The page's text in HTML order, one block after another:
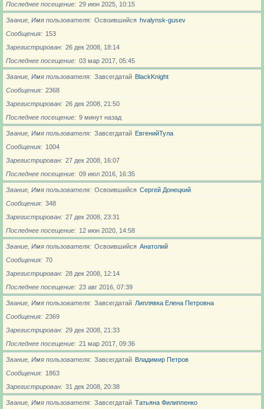
Последнее посещение
29 июн 2025, 10:15
Звание, Имя пользователя Освоившийся hvalynsk-gusev
Сообщения
153
Зарегистрирован
26 дек 2008, 18:14
Последнее посещение
03 мар 2017, 05:45
Звание, Имя пользователя Завсегдатай BlackKnight
Сообщения
2368
Зарегистрирован
26 дек 2008, 21:50
Последнее посещение
9 минут назад
Звание, Имя пользователя Завсегдатай ЕвгенийТула
Сообщения
1004
Зарегистрирован
27 дек 2008, 16:07
Последнее посещение
09 июл 2016, 16:35
Звание, Имя пользователя Освоившийся Сергей Донецкий
Сообщения
348
Зарегистрирован
27 дек 2008, 23:31
Последнее посещение
12 июн 2020, 14:58
Звание, Имя пользователя Освоившийся Анатолий
Сообщения
70
Зарегистрирован
28 дек 2008, 12:14
Последнее посещение
23 авг 2016, 07:39
Звание, Имя пользователя Завсегдатай Липлявка Елена Петровна
Сообщения
2369
Зарегистрирован
29 дек 2008, 21:33
Последнее посещение
21 мар 2017, 09:36
Звание, Имя пользователя Завсегдатай Владимир Петров
Сообщения
1863
Зарегистрирован
31 дек 2008, 20:38
Звание, Имя пользователя Завсегдатай Татьяна Филиппенко